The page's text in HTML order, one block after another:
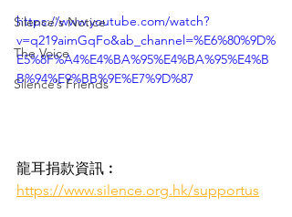
Silence's Notice
The Voice
Silence’s Friends
https://www.youtube.com/watch?
v=q219aimGqFo&ab_channel=%E6%80%9D%
E5%8F%A4%E4%BA%95%E4%BA%95%E4%B
B%94%E9%BB%9E%E7%9D%87
龍耳捐款資訊︰
https://www.silence.org.hk/supportus